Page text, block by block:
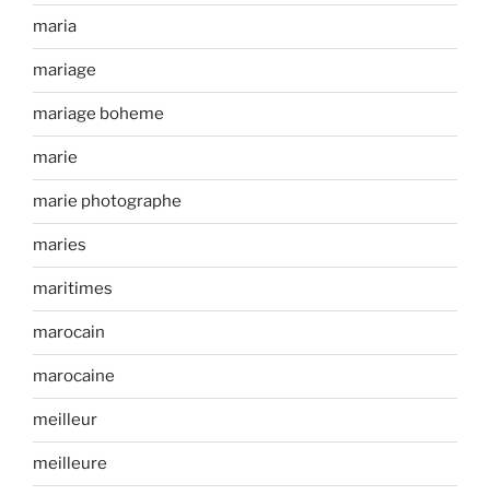
maria
mariage
mariage boheme
marie
marie photographe
maries
maritimes
marocain
marocaine
meilleur
meilleure